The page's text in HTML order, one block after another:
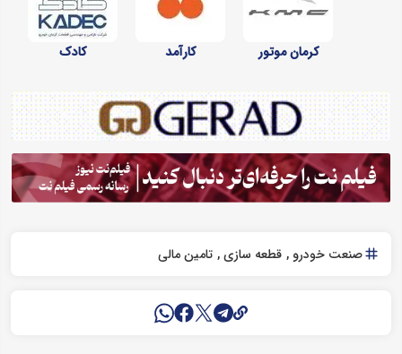
کرمان موتور کارآمد کادک
صنعت خودرو قطعه سازی تامین مالی